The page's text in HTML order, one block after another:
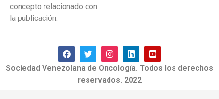
concepto relacionado con
la publicación.
Sociedad Venezolana de Oncología. Todos los derechos
reservados. 2022